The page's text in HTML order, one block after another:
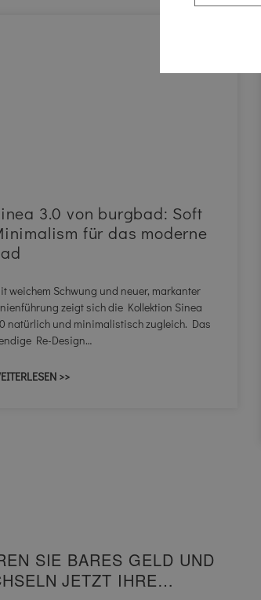
3.0 von burgbad: Soft
für das moderne
weichem Schwung und neuer, markanter
zeigt sich die Kollektion Sinea
natürlich und minimalistisch zugleich. Das
Re-Design…
>>
SIE BARES GELD UND
JETZT IHRE